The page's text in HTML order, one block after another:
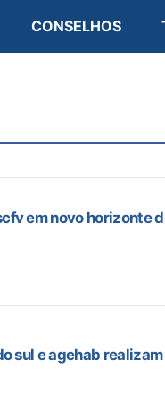
CONSELHOS
em novo horizonte
sul e agehab